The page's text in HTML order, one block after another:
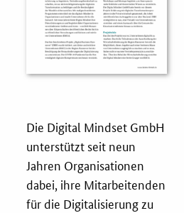
Fristenassistent
KOINNOvationsplatz
Preis-Leistungs-Gewichtungs-
Toolbox
Die Digital Mindset GmbH
unterstützt seit neun
Jahren Organisationen
dabei, ihre Mitarbeitenden
für die Digitalisierung zu